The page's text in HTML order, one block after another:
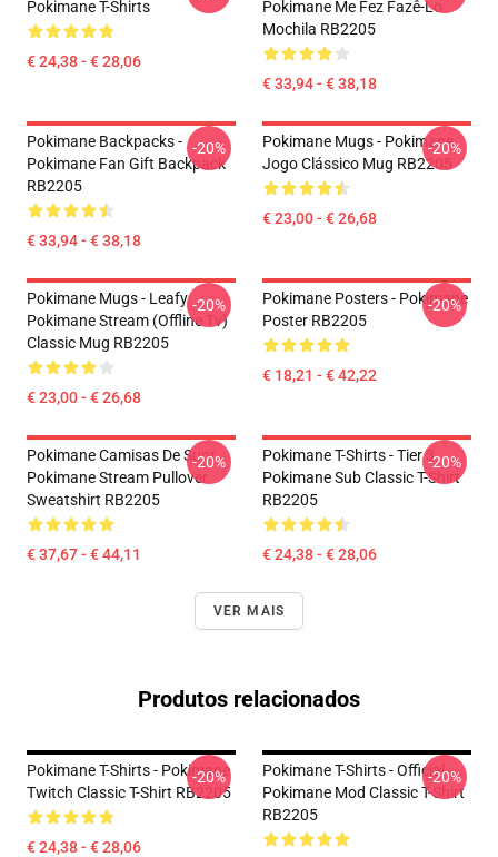
Pokimane T-Shirts
€ 24,38 - € 28,06
Pokimane Me Fez Fazê-Lo
Mochila RB2205
€ 33,94 - € 38,18
Pokimane Backpacks -
Pokimane Fan Gift Backpack
RB2205
€ 33,94 - € 38,18
-20%
Pokimane Mugs - Pokimane
Jogo Clássico Mug RB2205
€ 23,00 - € 26,68
-20%
Pokimane Mugs - Leafy
Pokimane Stream (Offline Tv)
Classic Mug RB2205
€ 23,00 - € 26,68
-20%
Pokimane Posters - Pokimane
Poster RB2205
€ 18,21 - € 42,22
-20%
Pokimane Camisas De Suor
Pokimane Stream Pullover
Sweatshirt RB2205
€ 37,67 - € 44,11
-20%
Pokimane T-Shirts - Tier 3
Pokimane Sub Classic T-Shirt
RB2205
€ 24,38 - € 28,06
-20%
VER MAIS
Produtos relacionados
Pokimane T-Shirts - Pokimane
Twitch Classic T-Shirt RB2205
€ 24,38 - € 28,06
-20%
Pokimane T-Shirts - Official
Pokimane Mod Classic T-Shirt
RB2205
-20%